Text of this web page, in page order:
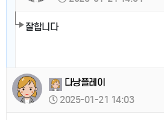
잘합니다
다낭플레이
2025-01-21 14:03